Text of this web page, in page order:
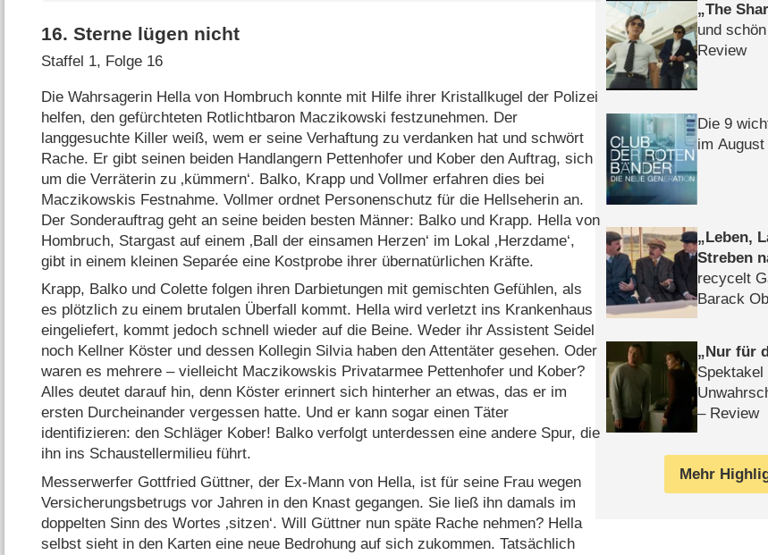
16.Sterne lügen nicht
Staffel 1, Folge 16
Die Wahrsagerin Hella von Hombruch konnte mit Hilfe ihrer Kristallkugel der Polizei
helfen, den gefürchteten Rotlichtbaron Maczikowski festzunehmen. Der
langgesuchte Killer weiß, wem er seine Verhaftung zu verdanken hat und schwört
Rache. Er gibt seinen beiden Handlangern Pettenhofer und Kober den Auftrag, sich
um die Verräterin zu ‚kümmern‘. Balko, Krapp und Vollmer erfahren dies bei
Maczikowskis Festnahme. Vollmer ordnet Personenschutz für die Hellseherin an.
Der Sonderauftrag geht an seine beiden besten Männer: Balko und Krapp. Hella von
Hombruch, Stargast auf einem ‚Ball der einsamen Herzen‘ im Lokal ‚Herzdame‘,
gibt in einem kleinen Separée eine Kostprobe ihrer übernatürlichen Kräfte.
Krapp, Balko und Colette folgen ihren Darbietungen mit gemischten Gefühlen, als
es plötzlich zu einem brutalen Überfall kommt. Hella wird verletzt ins Krankenhaus
eingeliefert, kommt jedoch schnell wieder auf die Beine. Weder ihr Assistent Seidel
noch Kellner Köster und dessen Kollegin Silvia haben den Attentäter gesehen. Oder
waren es mehrere – vielleicht Maczikowskis Privatarmee Pettenhofer und Kober?
Alles deutet darauf hin, denn Köster erinnert sich hinterher an etwas, das er im
ersten Durcheinander vergessen hatte. Und er kann sogar einen Täter
identifizieren: den Schläger Kober! Balko verfolgt unterdessen eine andere Spur, die
ihn ins Schaustellermilieu führt.
Messerwerfer Gottfried Güttner, der Ex-Mann von Hella, ist für seine Frau wegen
Versicherungsbetrugs vor Jahren in den Knast gegangen. Sie ließ ihn damals im
doppelten Sinn des Wortes ‚sitzen‘. Will Güttner nun späte Rache nehmen? Hella
selbst sieht in den Karten eine neue Bedrohung auf sich zukommen. Tatsächlich
The
und
Review
Die 9
im August
Leben,
Streben
recycelt
Barack
Nur für
Spektakel
– Review
Mehr